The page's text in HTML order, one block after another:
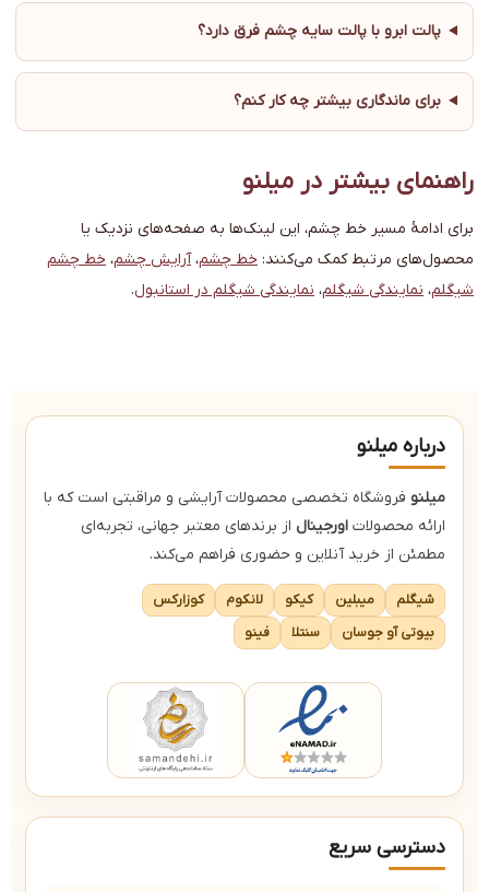
پالت ابرو با پالت سایه چشم فرق دارد؟
برای ماندگاری بیشتر چه کار کنم؟
راهنمای بیشتر در میلنو
برای ادامهٔ مسیر خط چشم، این لینک‌ها به صفحه‌های نزدیک یا
محصول‌های مرتبط کمک می‌کنند: خط چشم،آرایش چشم، خط چشم
شیگلم، نمایندگی شیگلم، نمایندگی شیگلم در استانبول.
درباره میلنو
میلنو فروشگاه تخصصی محصولات آرایشی و مراقبتی است که با
ارائه محصولات اورجینال از برندهای معتبر جهانی، تجربه‌ای
مطمئن از خرید آنلاین و حضوری فراهم می‌کند.
شیگلم میبلین کیکو لانکوم
کوزارکس
بیوتی آو جوسان
سنتلا فینو
دسترسی سریع